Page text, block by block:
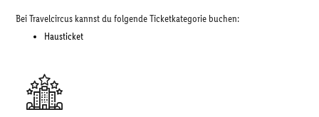
Bei Travelcircus kannst du folgende Ticketkategorie buchen:
Hausticket